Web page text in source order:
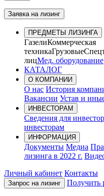
Заявка на лизинг
ПРЕДМЕТЫ ЛИЗИНГА
ГазелиКоммерческая
техникаГрузовые
лицМед. оборудование
КАТАЛОГ
О КОМПАНИИ
О нас История
Вакансии Устав и
ИНВЕСТОРАМ
Сведения для
инвесторам
ИНФОРМАЦИЯ
Документы Медиа
лизинга в 2022 г.
Личный кабинет Контакты
Запрос на лизинг Получить